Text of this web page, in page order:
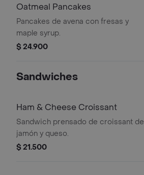
Oatmeal Pancakes
Pancakes de avena con fresas y
maple syrup.
$ 24.900
Sandwiches
Ham & Cheese Croissant
Sandwich prensado de croissant de
jamón y queso.
$ 21.500